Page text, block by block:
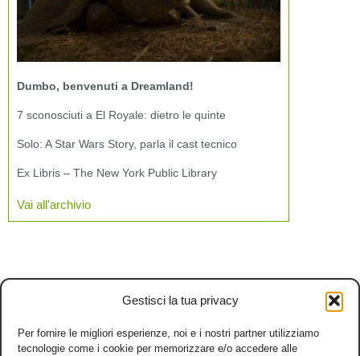
Gestisci la tua privacy
Per fornire le migliori esperienze, noi e i nostri partner utilizziamo
tecnologie come i cookie per memorizzare e/o accedere alle
Dumbo, benvenuti a Dreamland!
7 sconosciuti a El Royale: dietro le quinte
Solo: A Star Wars Story, parla il cast tecnico
Ex Libris – The New York Public Library
Vai all'archivio